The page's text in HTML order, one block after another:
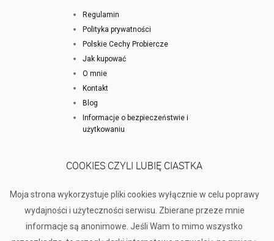
Regulamin
Polityka prywatności
Polskie Cechy Probiercze
Jak kupować
O mnie
Kontakt
Blog
Informacje o bezpieczeństwie i
użytkowaniu
COOKIES CZYLI LUBIĘ CIASTKA
Moja strona wykorzystuje pliki cookies wyłącznie w celu poprawy
wydajności i użyteczności serwisu. Zbierane przeze mnie
informacje są anonimowe. Jeśli Wam to mimo wszystko